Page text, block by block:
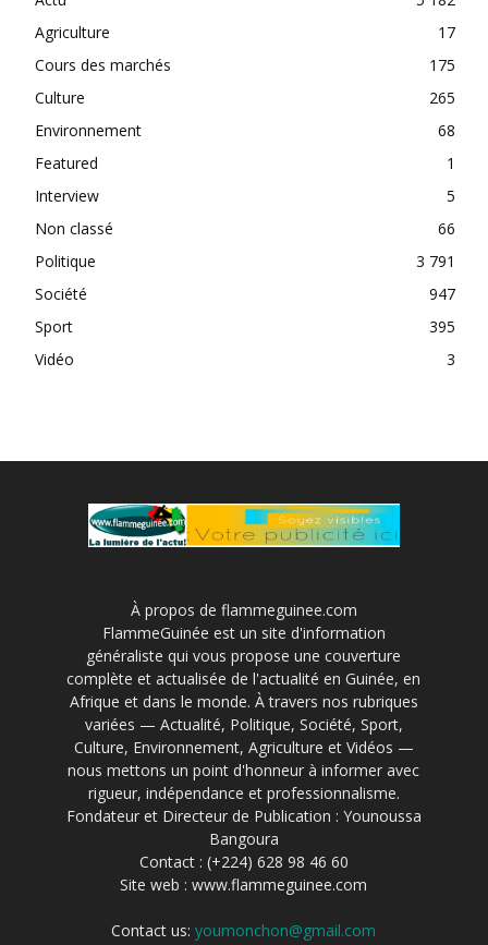
Agriculture
17
Cours des marchés
175
Culture
265
Environnement
68
Featured
1
Interview
5
Non classé
66
Politique
3 791
Société
947
Sport
395
Vidéo
3
À propos de flammeguinee.com
FlammeGuinée est un site d'information
généraliste qui vous propose une couverture
complète et actualisée de l'actualité en Guinée, en
Afrique et dans le monde. À travers nos rubriques
variées — Actualité, Politique, Société, Sport,
Culture, Environnement, Agriculture et Vidéos —
nous mettons un point d'honneur à informer avec
rigueur, indépendance et professionnalisme.
Fondateur et Directeur de Publication : Younoussa
Bangoura
Contact : (+224) 628 98 46 60
Site web : www.flammeguinee.com
Contact us:youmonchon@gmail.com